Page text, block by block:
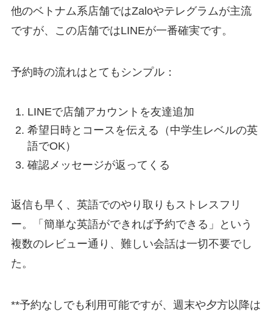
他のベトナム系店舗ではZaloやテレグラムが主流
ですが、この店舗ではLINEが一番確実です。
予約時の流れはとてもシンプル：
LINEで店舗アカウントを友達追加
希望日時とコースを伝える（中学生レベルの英
語でOK）
確認メッセージが返ってくる
返信も早く、英語でのやり取りもストレスフリ
ー。「簡単な英語ができれば予約できる」という
複数のレビュー通り、難しい会話は一切不要でし
た。
**予約なしでも利用可能ですが、週末や夕方以降は